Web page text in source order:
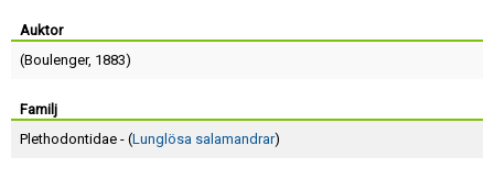
Auktor
(Boulenger, 1883)
Familj
Plethodontidae - (Lunglösa salamandrar)
Terms of Service
Skapa konto